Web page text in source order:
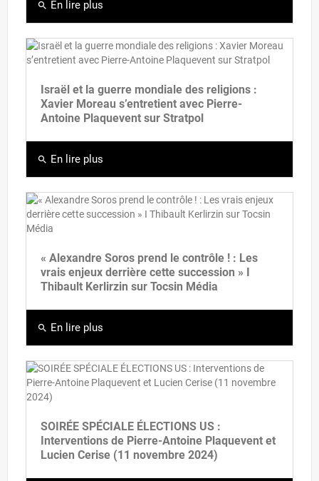
search En lire plus
Israël et la guerre mondiale des religions :
Xavier Moreau s’entretient avec Pierre-
Antoine Plaquevent sur Stratpol
search En lire plus
« Alexandre Soros prend le contrôle ! : Les
vrais enjeux derrière cette succession » I
Thibault Kerlirzin sur Tocsin Média
search En lire plus
SOIRÉE SPÉCIALE ÉLECTIONS US :
Interventions de Pierre-Antoine Plaquevent et
Lucien Cerise (11 novembre 2024)